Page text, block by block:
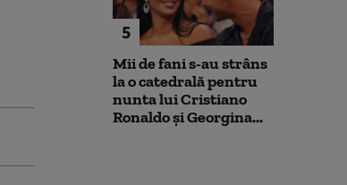
5
Mii de fani s-au strâns
la o catedrală pentru
nunta lui Cristiano
Ronaldo şi Georgina...